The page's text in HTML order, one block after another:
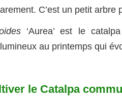
C’est un petit
‘Aurea’ est le
au printemps qui
le Catalpa